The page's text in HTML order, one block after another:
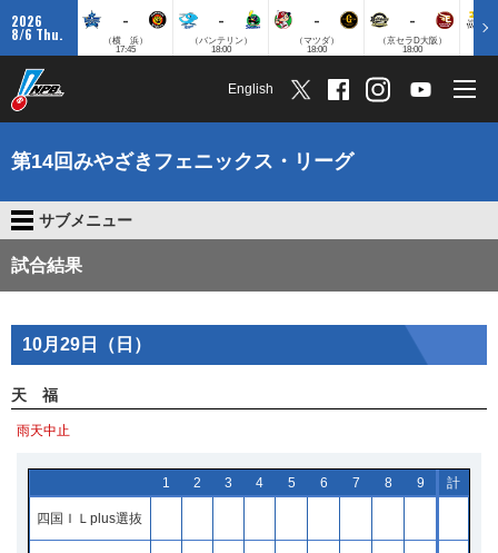
2026
8/6 Thu.
-
（横 浜）
17:45
-
（バンテリン）
18:00
-
（マツダ）
18:00
-
（京セラD大阪）
18:00
English
第14回みやざきフェニックス・リーグ
サブメニュー
試合結果
10月29日（日）
天 福
雨天中止
1 2 3 4 5 6 7 8 9 計
四国ＩＬplus選抜